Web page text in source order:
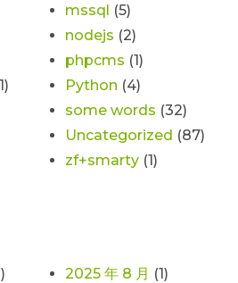
mssql (5)
nodejs (2)
phpcms (1)
Python (4)
some words (32)
Uncategorized (87)
zf+smarty (1)
2025 年 8 月 (1)